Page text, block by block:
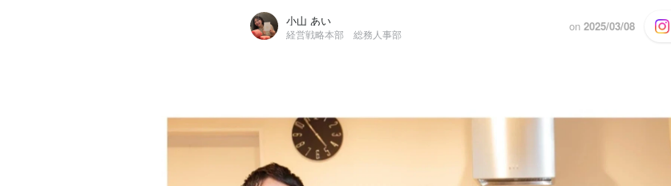
小山 あい
経営戦略本部 総務人事部
on 2025/03/08